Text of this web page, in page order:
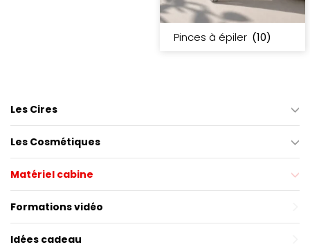
Pinces à épiler (10)
Les Cires
Les Cosmétiques
Matériel cabine
Formations vidéo
Idées cadeau